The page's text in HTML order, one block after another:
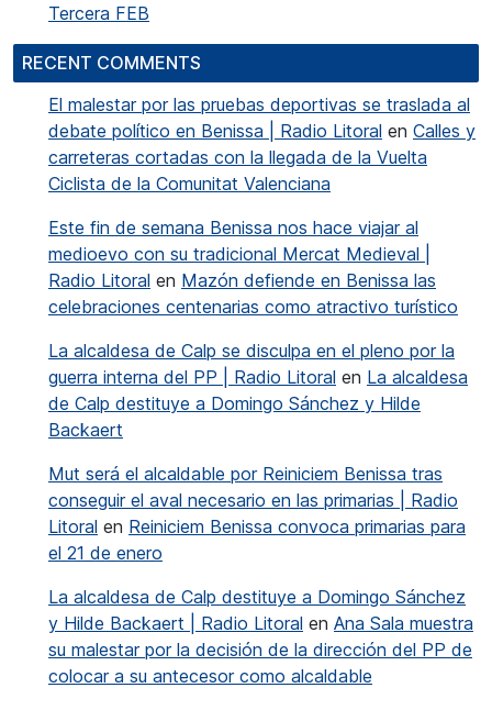
Tercera FEB
RECENT COMMENTS
El malestar por las pruebas deportivas se traslada al
debate político en Benissa | Radio Litoral en Calles y
carreteras cortadas con la llegada de la Vuelta
Ciclista de la Comunitat Valenciana
Este fin de semana Benissa nos hace viajar al
medioevo con su tradicional Mercat Medieval |
Radio Litoral en Mazón defiende en Benissa las
celebraciones centenarias como atractivo turístico
La alcaldesa de Calp se disculpa en el pleno por la
guerra interna del PP | Radio Litoral en La alcaldesa
de Calp destituye a Domingo Sánchez y Hilde
Backaert
Mut será el alcaldable por Reiniciem Benissa tras
conseguir el aval necesario en las primarias | Radio
Litoral en Reiniciem Benissa convoca primarias para
el 21 de enero
La alcaldesa de Calp destituye a Domingo Sánchez
y Hilde Backaert | Radio Litoral en Ana Sala muestra
su malestar por la decisión de la dirección del PP de
colocar a su antecesor como alcaldable